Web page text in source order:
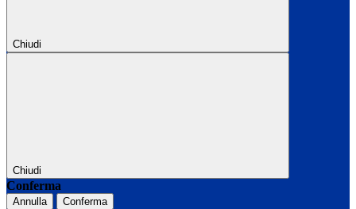
Chiudi
Chiudi
Conferma
Annulla Conferma